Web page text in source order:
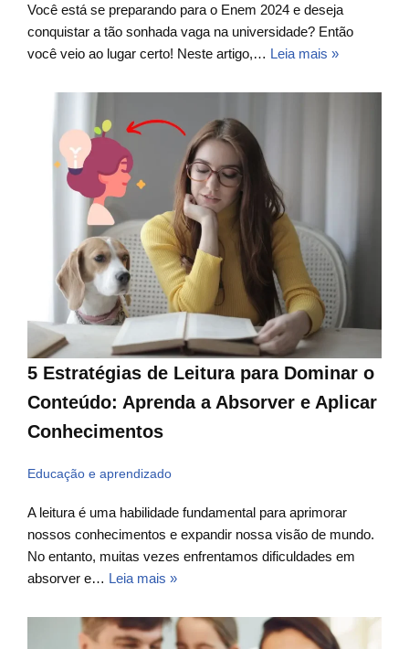
Você está se preparando para o Enem 2024 e deseja
conquistar a tão sonhada vaga na universidade? Então
você veio ao lugar certo! Neste artigo,… Leia mais »
5 Estratégias de Leitura para Dominar o
Conteúdo: Aprenda a Absorver e Aplicar
Conhecimentos
Educação e aprendizado
A leitura é uma habilidade fundamental para aprimorar
nossos conhecimentos e expandir nossa visão de mundo.
No entanto, muitas vezes enfrentamos dificuldades em
absorver e… Leia mais »